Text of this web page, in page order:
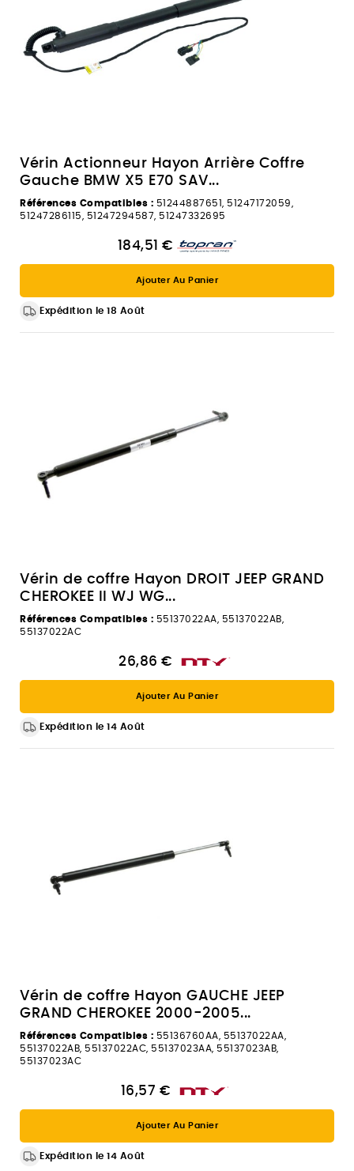
Vérin Actionneur Hayon Arrière Coffre
Gauche BMW X5 E70 SAV...
Références Compatibles : 51244887651, 51247172059,
51247286115, 51247294587, 51247332695
184,51 €
Ajouter Au Panier
Expédition le 18 Août
Vérin de coffre Hayon DROIT JEEP GRAND
CHEROKEE II WJ WG...
Références Compatibles : 55137022AA, 55137022AB,
55137022AC
26,86 €
Ajouter Au Panier
Expédition le 14 Août
Vérin de coffre Hayon GAUCHE JEEP
GRAND CHEROKEE 2000-2005...
Références Compatibles : 55136760AA, 55137022AA,
55137022AB, 55137022AC, 55137023AA, 55137023AB,
55137023AC
16,57 €
Ajouter Au Panier
Expédition le 14 Août